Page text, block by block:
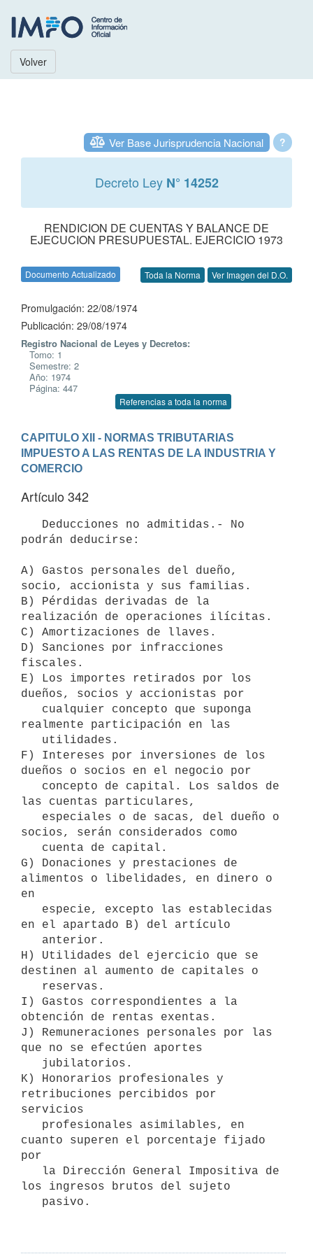
Volver
?
Ver Base Jurisprudencia Nacional
Decreto Ley N° 14252
RENDICION DE CUENTAS Y BALANCE DE
EJECUCION PRESUPUESTAL. EJERCICIO 1973
Documento Actualizado Toda la Norma Ver Imagen del D.O.
Promulgación: 22/08/1974
Publicación: 29/08/1974
Registro Nacional de Leyes y Decretos:
Tomo: 1
Semestre: 2
Año: 1974
Página: 447
Referencias a toda la norma
CAPITULO XII - NORMAS TRIBUTARIAS
IMPUESTO A LAS RENTAS DE LA INDUSTRIA Y
COMERCIO
Artículo 342
podrán deducirse:
A) Gastos personales del dueño,
socio, accionista y sus familias.
B) Pérdidas derivadas de la
realización de operaciones ilícitas.
C) Amortizaciones de llaves.
D) Sanciones por infracciones
fiscales.
E) Los importes retirados por los
dueños, socios y accionistas por
realmente participación en las
F) Intereses por inversiones de los
dueños o socios en el negocio por
las cuentas particulares,
socios, serán considerados como
G) Donaciones y prestaciones de
alimentos o libelidades, en dinero o
en
en el apartado B) del artículo
H) Utilidades del ejercicio que se
destinen al aumento de capitales o
I) Gastos correspondientes a la
obtención de rentas exentas.
J) Remuneraciones personales por las
que no se efectúen aportes
K) Honorarios profesionales y
retribuciones percibidos por
servicios
cuanto superen el porcentaje fijado
por
los ingresos brutos del sujeto